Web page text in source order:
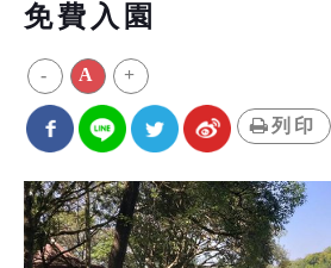
免費入園
- A +
列印